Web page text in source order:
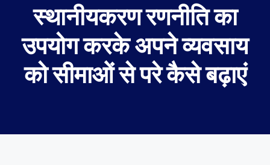
स्थानीयकरण रणनीति का
उपयोग करके अपने व्यवसाय
को सीमाओं से परे कैसे बढ़ाएं